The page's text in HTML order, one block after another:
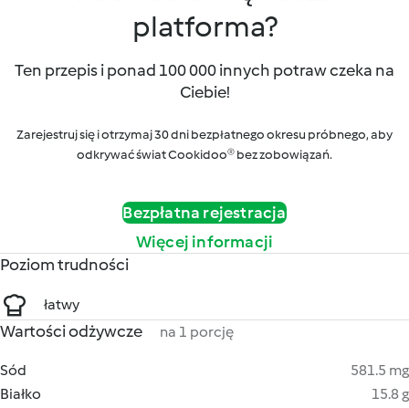
platforma?
Ten przepis i ponad 100 000 innych potraw czeka na
Ciebie!
Zarejestruj się i otrzymaj 30 dni bezpłatnego okresu próbnego, aby
odkrywać świat Cookidoo® bez zobowiązań.
Bezpłatna rejestracja
Więcej informacji
Poziom trudności
łatwy
Wartości odżywcze na 1 porcję
Sód
581.5 mg
Białko
15.8 g